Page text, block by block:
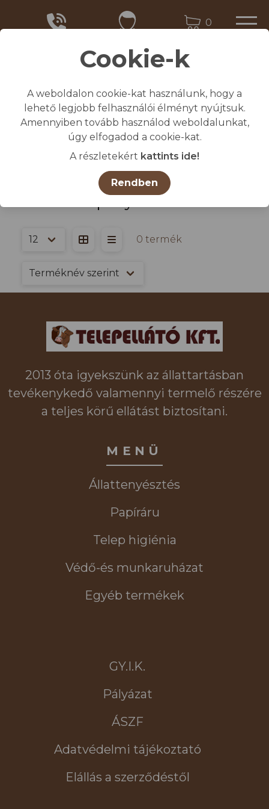
0
Kezdőlap
Összes termék
MEZŐGAZDASÁGI TERMÉKEK
0 termék
2013 óta igyekszünk az állattartásban
tevékenykedő valamennyi termelő részére
a teljes körű ellátást biztosítani.
MENÜ
Állattenyésztés
Papíráru
Telep higiénia
Védő-és munkaruházat
Egyéb termékek
GY.I.K.
Pályázat
ÁSZF
Adatvédelmi tájékoztató
Elállás a szerződéstől
Cookie-k
A weboldalon cookie-kat használunk, hogy a
lehető legjobb felhasználói élményt nyújtsuk.
Amennyiben tovább használod weboldalunkat,
úgy elfogadod a cookie-kat.
A részletekért kattints ide!
Rendben